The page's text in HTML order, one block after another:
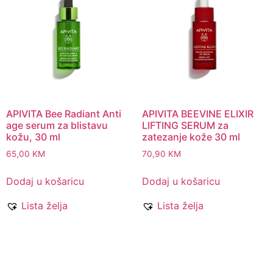
APIVITA Bee Radiant Anti
age serum za blistavu
kožu, 30 ml
65,00 KM
Dodaj u košaricu
Lista želja
APIVITA BEEVINE ELIXIR
LIFTING SERUM za
zatezanje kože 30 ml
70,90 KM
Dodaj u košaricu
Lista želja